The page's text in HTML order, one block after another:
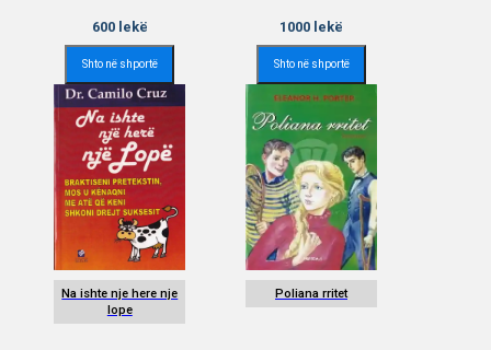
600lekë
Shto në shportë
1000 lekë
Shto në shportë
Na ishte nje here nje
lope
Poliana rritet